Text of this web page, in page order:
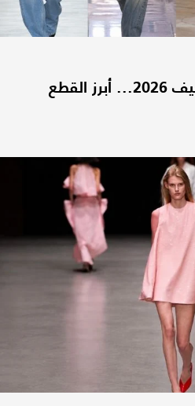
لا غنى عن الجينز في صيف 2026... أبرز القطع